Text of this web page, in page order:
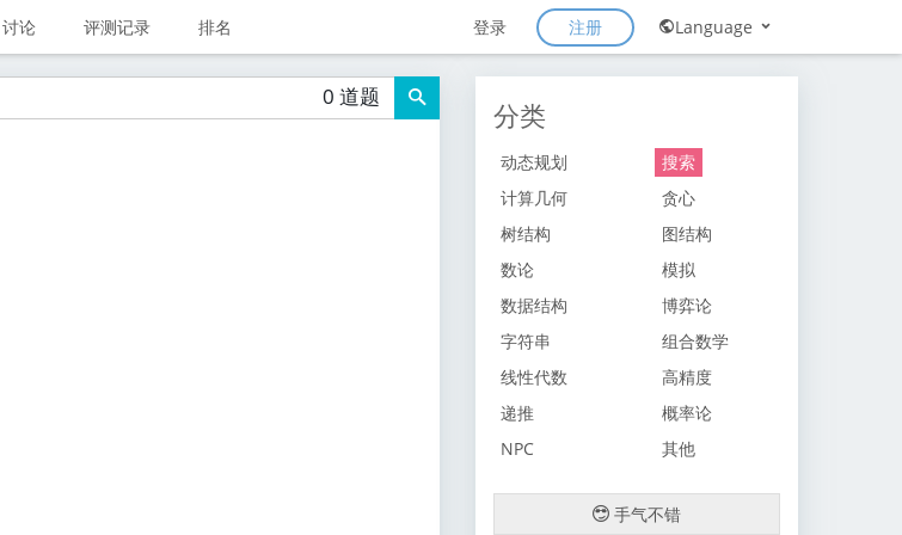
讨论 评测记录 排名 登录 注册 Language
0 道题
分类
动态规划
搜索
计算几何
贪心
树结构
图结构
数论
模拟
数据结构
博弈论
字符串
组合数学
线性代数
高精度
递推
概率论
NPC
其他
手气不错